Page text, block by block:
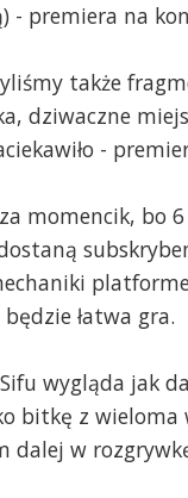
- premiera na
także
dziwaczne
-
momencik, bo
łatwa gra.
wygląda jak
bitkę z wieloma
dalej w